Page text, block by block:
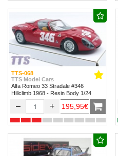
TTS-068
TTS Model Cars
Alfa Romeo 33 Stradale #346
Hillclimb 1968 - Resin Body 1/24
– + 195,95€